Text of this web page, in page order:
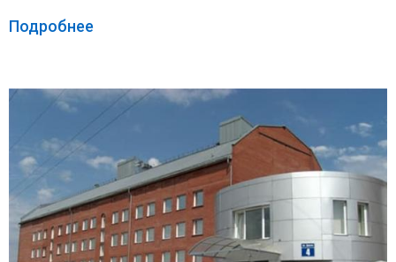
Подробнее